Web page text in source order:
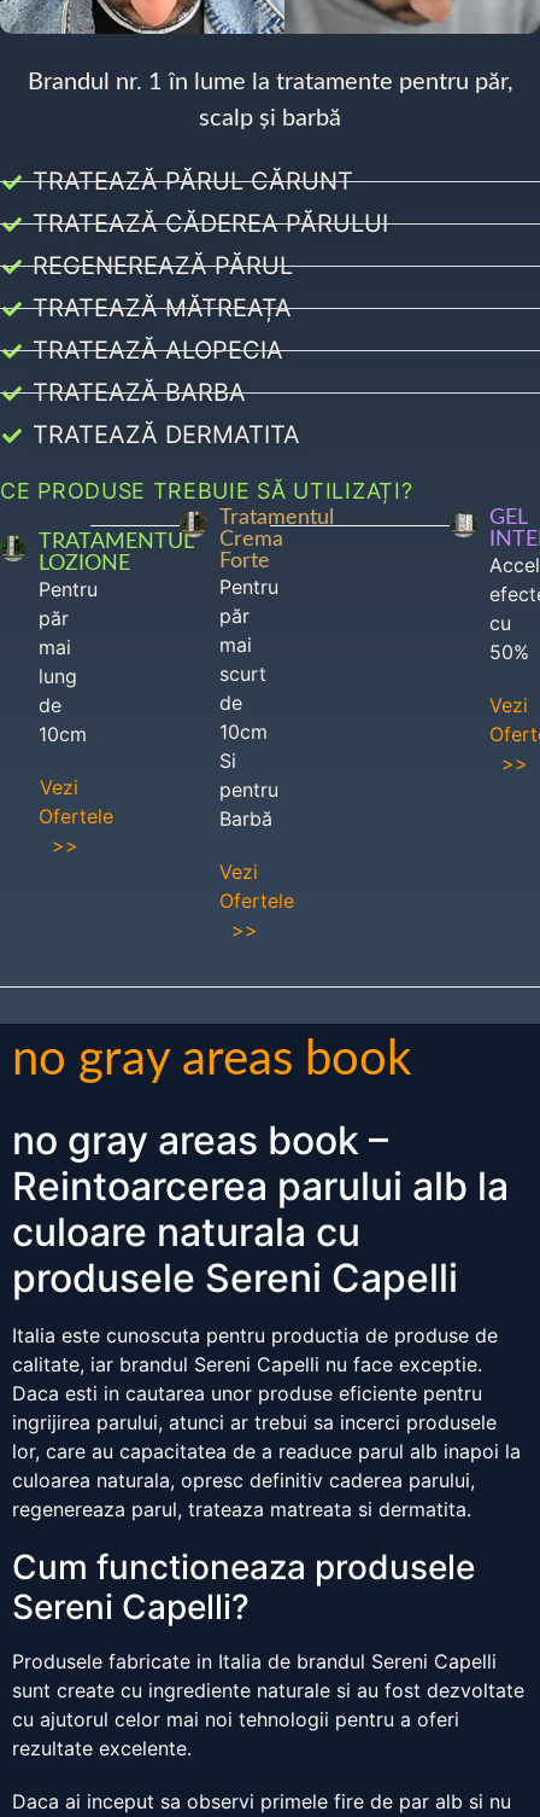
Brandul nr. 1 în lume la tratamente pentru păr,
scalp și barbă
TRATEAZĂ PĂRUL CĂRUNT
TRATEAZĂ CĂDEREA PĂRULUI
REGENEREAZĂ PĂRUL
TRATEAZĂ MĂTREAȚA
TRATEAZĂ ALOPECIA
TRATEAZĂ BARBA
TRATEAZĂ DERMATITA
CE PRODUSE TREBUIE SĂ UTILIZAȚI?
TRATAMENTUL
LOZIONE
Pentru
păr
mai
lung
de
10cm
Vezi
Ofertele
>>
Tratamentul
Crema
Forte
Pentru
păr
mai
scurt
de
10cm
Si
pentru
Barbă
Vezi
Ofertele
>>
GEL
cu
50%
Vezi
>>
no gray areas book
no gray areas book –
Reintoarcerea parului alb la
culoare naturala cu
produsele Sereni Capelli
Italia este cunoscuta pentru productia de produse de
calitate, iar brandul Sereni Capelli nu face exceptie.
Daca esti in cautarea unor produse eficiente pentru
ingrijirea parului, atunci ar trebui sa incerci produsele
lor, care au capacitatea de a readuce parul alb inapoi la
culoarea naturala, opresc definitiv caderea parului,
regenereaza parul, trateaza matreata si dermatita.
Cum functioneaza produsele
Sereni Capelli?
Produsele fabricate in Italia de brandul Sereni Capelli
sunt create cu ingrediente naturale si au fost dezvoltate
cu ajutorul celor mai noi tehnologii pentru a oferi
rezultate excelente.
Daca ai inceput sa observi primele fire de par alb si nu